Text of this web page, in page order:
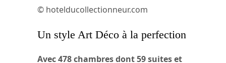
© hotelducollectionneur.com
Un style Art Déco à la perfection
Avec 478 chambres dont 59 suites et